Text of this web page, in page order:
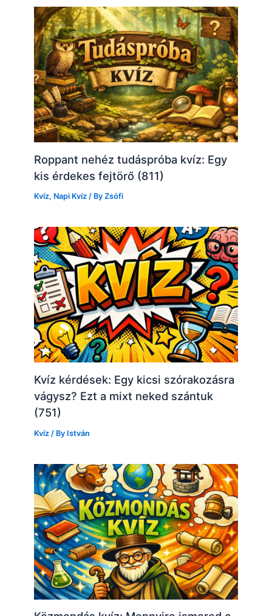
Roppant nehéz tudáspróba kvíz: Egy
kis érdekes fejtörő (811)
Kvíz, Napi Kvíz / ByZsófi
Kvíz kérdések: Egy kicsi szórakozásra
vágysz? Ezt a mixt neked szántuk
(751)
Kvíz / By István